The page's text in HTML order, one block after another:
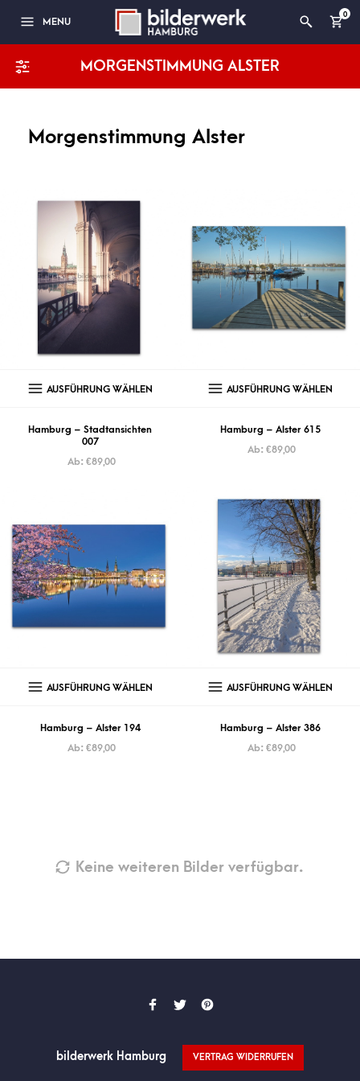
MENU
0
MORGENSTIMMUNG ALSTER
Morgenstimmung Alster
AUSFÜHRUNG WÄHLEN
Hamburg – Stadtansichten
007
Ab: €89,00
AUSFÜHRUNG WÄHLEN
Hamburg – Alster 615
Ab: €89,00
AUSFÜHRUNG WÄHLEN
Hamburg – Alster 194
Ab: €89,00
AUSFÜHRUNG WÄHLEN
Hamburg – Alster 386
Ab: €89,00
Keine weiteren Bilder verfügbar.
bilderwerk Hamburg VERTRAG WIDERRUFEN